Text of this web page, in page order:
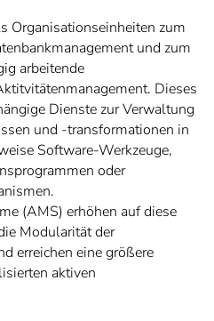
Organisationseinheiten zum
und zum
arbeitende
Dieses
Dienste zur Verwaltung
und -transformationen in
Software-Werkzeuge,
oder
(AMS) erhöhen auf diese
Modularität der
erreichen eine größere
aktiven